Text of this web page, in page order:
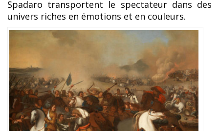
Spadaro transportent le spectateur dans des
univers riches en émotions et en couleurs.